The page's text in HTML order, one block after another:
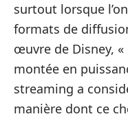
surtout lorsque
formats de
œuvre de Disney, «
montée en
streaming a
manière dont ce